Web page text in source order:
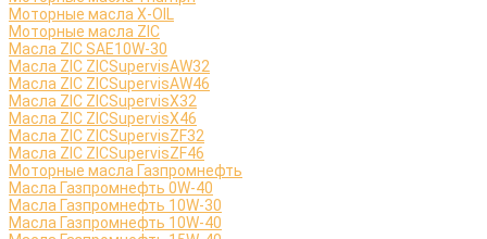
Моторные масла X-OIL
Моторные масла ZIC
Масла ZIC SAE10W-30
Масла ZIC ZICSupervisAW32
Масла ZIC ZICSupervisAW46
Масла ZIC ZICSupervisX32
Масла ZIC ZICSupervisX46
Масла ZIC ZICSupervisZF32
Масла ZIC ZICSupervisZF46
Моторные масла Газпромнефть
Масла Газпромнефть 0W-40
Масла Газпромнефть 10W-30
Масла Газпромнефть 10W-40